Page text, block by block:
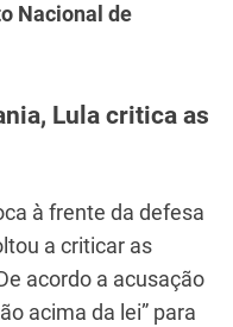
Nacional de
Lula critica as
à frente da defesa
a criticar as
acordo a acusação
acima da lei” para